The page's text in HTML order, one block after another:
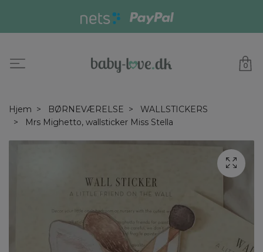
0
Hjem BØRNEVÆRELSE
WALLSTICKERS
Mrs Mighetto, wallsticker Miss Stella